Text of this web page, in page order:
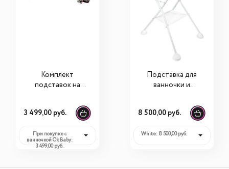
Комплект
подставок на
Evolution для
ванночки Onda
3 499,00 руб.
При покупке с
ванночкой Ok Baby:
3 499,00 руб.
Подставка для
ванночки и
столика Beaba
8 500,00 руб.
White: 8 500,00 руб.